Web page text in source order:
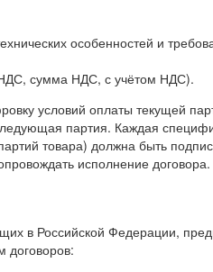
особенностей и
НДС, сумма НДС, с учётом НДС).
условий оплаты текущей
партия. Каждая
товара) должна быть
исполнение договора.
в Российской Федерации,
договоров: